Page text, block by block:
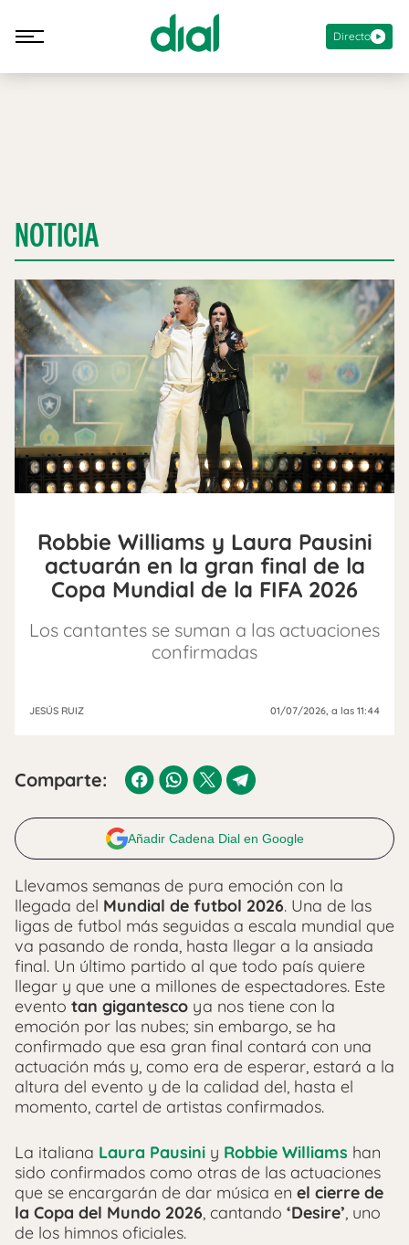
Directo
NOTICIA
Robbie Williams y Laura Pausini
actuarán en la gran final de la
Copa Mundial de la FIFA 2026
Los cantantes se suman a las actuaciones
confirmadas
JESÚS RUIZ 01/07/2026, a las 11:44
Comparte:
Añadir Cadena Dial en Google
Llevamos semanas de pura emoción con la
llegada del Mundial de futbol 2026. Una de las
ligas de futbol más seguidas a escala mundial que
va pasando de ronda, hasta llegar a la ansiada
final. Un último partido al que todo país quiere
llegar y que une a millones de espectadores. Este
evento tan gigantesco ya nos tiene con la
emoción por las nubes; sin embargo, se ha
confirmado que esa gran final contará con una
actuación más y, como era de esperar, estará a la
altura del evento y de la calidad del, hasta el
momento, cartel de artistas confirmados.
La italiana Laura Pausini y Robbie Williams han
sido confirmados como otras de las actuaciones
que se encargarán de dar música en el cierre de
la Copa del Mundo 2026, cantando ‘Desire’, uno
de los himnos oficiales.